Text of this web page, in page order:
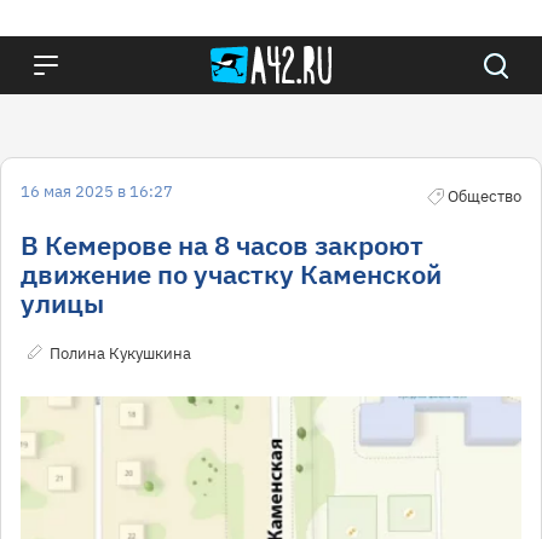
16 мая 2025 в 16:27 Общество
В Кемерове на 8 часов закроют
движение по участку Каменской
улицы
Полина Кукушкина